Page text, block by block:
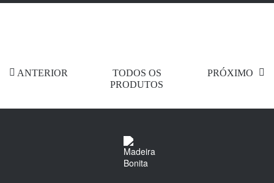
ANTERIOR
TODOS OS
PRODUTOS
PRÓXIMO